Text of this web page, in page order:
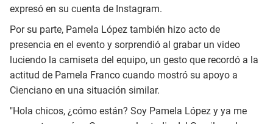
expresó en su cuenta de Instagram.
Por su parte, Pamela López también hizo acto de
presencia en el evento y sorprendió al grabar un video
luciendo la camiseta del equipo, un gesto que recordó a la
actitud de Pamela Franco cuando mostró su apoyo a
Cienciano en una situación similar.
"Hola chicos, ¿cómo están? Soy Pamela López y ya me